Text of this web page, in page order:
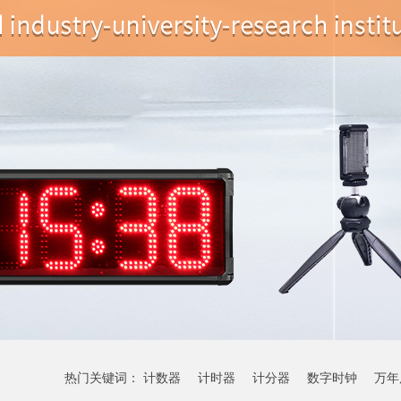
热门关键词： 计数器 计时器 计分器 数字时钟 万